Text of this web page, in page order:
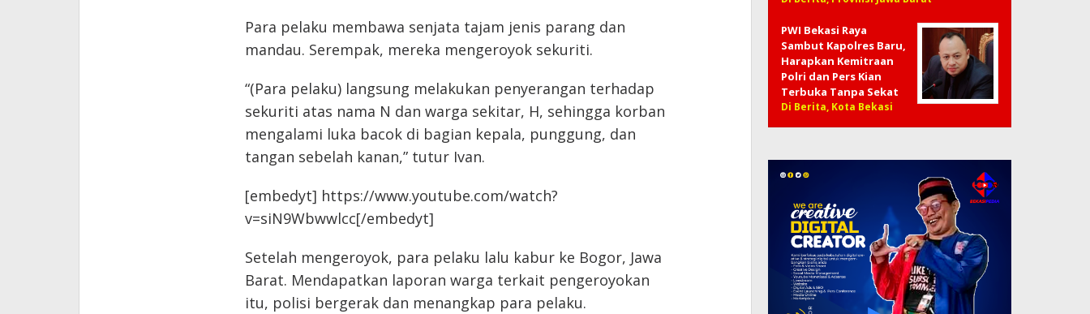
Para pelaku membawa senjata tajam jenis parang dan
mandau. Serempak, mereka mengeroyok sekuriti.
“(Para pelaku) langsung melakukan penyerangan terhadap
sekuriti atas nama N dan warga sekitar, H, sehingga korban
mengalami luka bacok di bagian kepala, punggung, dan
tangan sebelah kanan,” tutur Ivan.
[embedyt] https://www.youtube.com/watch?
v=siN9Wbwwlcc[/embedyt]
Setelah mengeroyok, para pelaku lalu kabur ke Bogor, Jawa
Barat. Mendapatkan laporan warga terkait pengeroyokan
itu, polisi bergerak dan menangkap para pelaku.
PWI Bekasi Raya
Sambut Kapolres Baru,
Harapkan Kemitraan
Polri dan Pers Kian
Terbuka Tanpa Sekat
Di Berita, Kota Bekasi